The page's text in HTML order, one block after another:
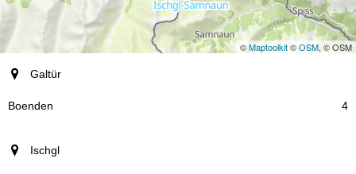
©Maptoolkit©OSM, © OSM
ort
Boenden
Galtür
4
Ischgl